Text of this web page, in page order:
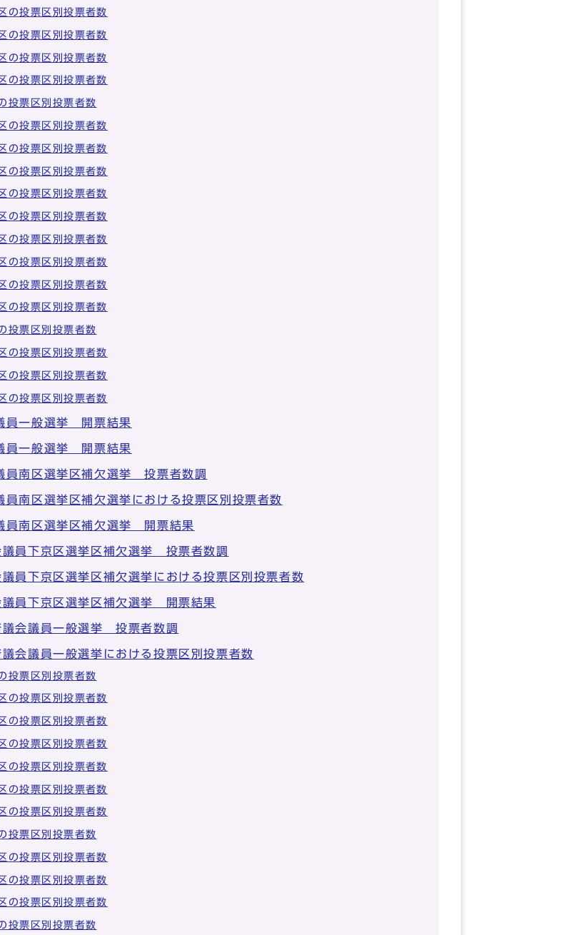
の投票区別投票者数
の投票区別投票者数
の投票区別投票者数
の投票区別投票者数
投票区別投票者数
の投票区別投票者数
の投票区別投票者数
の投票区別投票者数
の投票区別投票者数
の投票区別投票者数
の投票区別投票者数
の投票区別投票者数
の投票区別投票者数
の投票区別投票者数
投票区別投票者数
の投票区別投票者数
の投票区別投票者数
の投票区別投票者数
員一般選挙 開票結果
員一般選挙 開票結果
南区選挙区補欠選挙 投票者数調
南区選挙区補欠選挙における投票区別投票者数
南区選挙区補欠選挙 開票結果
員下京区選挙区補欠選挙 投票者数調
下京区選挙区補欠選挙における投票区別投票者数
員下京区選挙区補欠選挙 開票結果
会議員一般選挙 投票者数調
議員一般選挙における投票区別投票者数
投票区別投票者数
の投票区別投票者数
の投票区別投票者数
の投票区別投票者数
の投票区別投票者数
の投票区別投票者数
の投票区別投票者数
投票区別投票者数
の投票区別投票者数
の投票区別投票者数
の投票区別投票者数
投票区別投票者数